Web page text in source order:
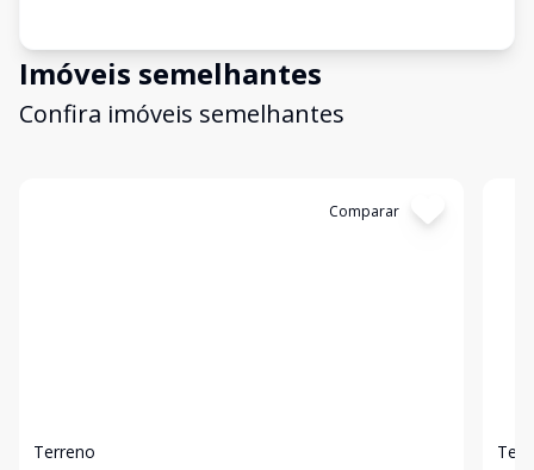
Imóveis semelhantes
Confira imóveis semelhantes
Comparar
Terreno